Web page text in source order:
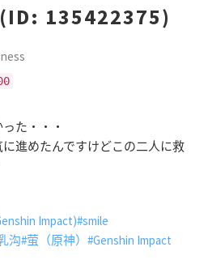
135422375)
た・・・
進めたんですけどこの二人に救
Impact)#smile
沟#萤（原神） #Genshin Impact